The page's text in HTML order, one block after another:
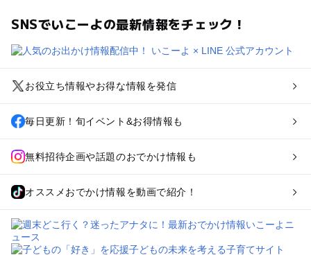
SNSでいこーよの最新情報をチェック！
お役立ち情報やお得な情報を発信
毎日更新！旬イベント&お得情報も
無料招待企画や話題のおでかけ情報も
オススメおでかけ情報を動画で紹介！